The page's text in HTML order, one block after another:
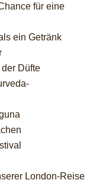
ein Getränk
der Düfte
London-Reise